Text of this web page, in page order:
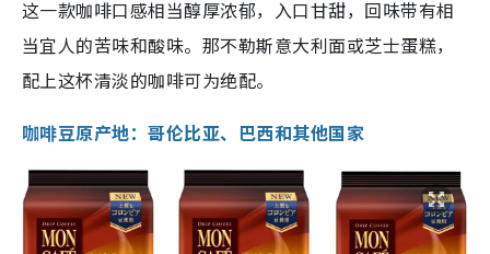
这一款咖啡口感相当醇厚浓郁，入口甘甜，回味带有相
当宜人的苦味和酸味。那不勒斯意大利面或芝士蛋糕，
配上这杯清淡的咖啡可为绝配。
咖啡豆原产地：哥伦比亚、巴西和其他国家